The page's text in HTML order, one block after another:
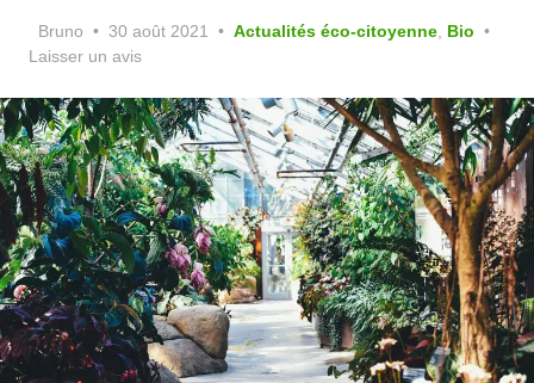
Bruno
Posted
on
30 août 2021 Actualités éco-citoyenne Bio
Laisser un avis